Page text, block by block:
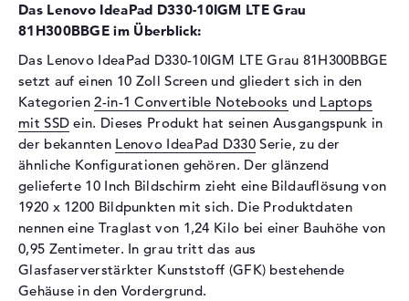
Display
Display-Typ
10,1" TFT
Max. Auflösung
1920 x 1200
Auflösungstyp
WUXGA
Besonderheiten
Multi-Touchscreen, glänzend,
LED-Hintergrundbeleuchtung,
IPS Panel
Kartenleser
Unterstützte Flash-
Speicherkarten
microSD, microSDHC,
microSDXC
Audio
Das Lenovo IdeaPad D330-10IGM LTE Grau
81H300BBGE im Überblick:
Das Lenovo IdeaPad D330-10IGM LTE Grau 81H300BBGE
setzt auf einen 10 Zoll Screen und gliedert sich in den
Kategorien2-in-1 Convertible Notebooks und Laptops
mit SSD ein. Dieses Produkt hat seinen Ausgangspunk in
der bekannten Lenovo IdeaPad D330Serie, zu der
ähnliche Konfigurationen gehören. Der glänzend
gelieferte 10 Inch Bildschirm zieht eine Bildauflösung von
1920 x 1200 Bildpunkten mit sich. Die Produktdaten
nennen eine Traglast von 1,24 Kilo bei einer Bauhöhe von
0,95 Zentimeter. In grau tritt das aus
Glasfaserverstärkter Kunststoff (GFK) bestehende
Gehäuse in den Vordergrund.